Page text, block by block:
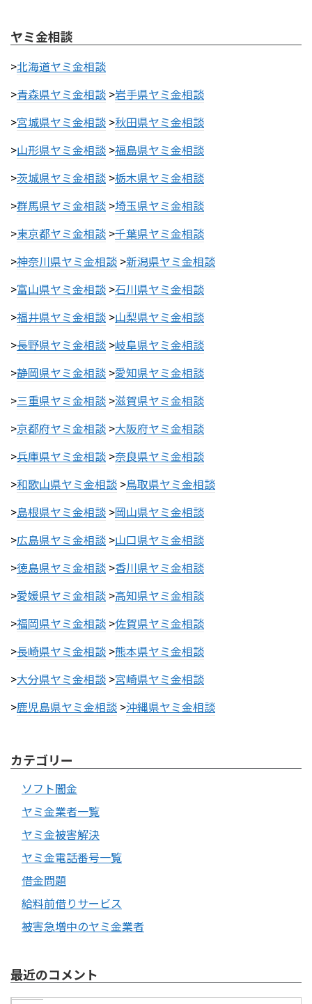
ヤミ金相談
>北海道ヤミ金相談
>青森県ヤミ金相談 >岩手県ヤミ金相談
>宮城県ヤミ金相談 >秋田県ヤミ金相談
>山形県ヤミ金相談 >福島県ヤミ金相談
>茨城県ヤミ金相談 >栃木県ヤミ金相談
>群馬県ヤミ金相談 >埼玉県ヤミ金相談
>東京都ヤミ金相談 >千葉県ヤミ金相談
>神奈川県ヤミ金相談 >新潟県ヤミ金相談
>富山県ヤミ金相談 >石川県ヤミ金相談
>福井県ヤミ金相談 >山梨県ヤミ金相談
>長野県ヤミ金相談 >岐阜県ヤミ金相談
>静岡県ヤミ金相談 >愛知県ヤミ金相談
>三重県ヤミ金相談 >滋賀県ヤミ金相談
>京都府ヤミ金相談 >大阪府ヤミ金相談
>兵庫県ヤミ金相談 >奈良県ヤミ金相談
>和歌山県ヤミ金相談 >鳥取県ヤミ金相談
>島根県ヤミ金相談 >岡山県ヤミ金相談
>広島県ヤミ金相談 >山口県ヤミ金相談
>徳島県ヤミ金相談 >香川県ヤミ金相談
>愛媛県ヤミ金相談 >高知県ヤミ金相談
>福岡県ヤミ金相談 >佐賀県ヤミ金相談
>長崎県ヤミ金相談 >熊本県ヤミ金相談
>大分県ヤミ金相談 >宮崎県ヤミ金相談
>鹿児島県ヤミ金相談 >沖縄県ヤミ金相談
カテゴリー
ソフト闇金
ヤミ金業者一覧
ヤミ金被害解決
ヤミ金電話番号一覧
借金問題
給料前借りサービス
被害急増中のヤミ金業者
最近のコメント